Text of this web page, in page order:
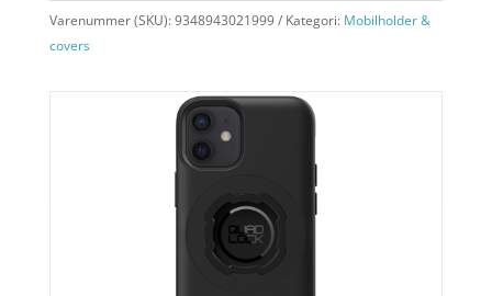
Varenummer (SKU):9348943021999 Kategori: Mobilholder &
covers